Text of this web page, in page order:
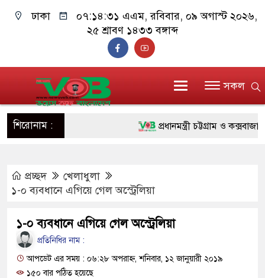
ঢাকা ০৭:১৪:৩২ এএম, রবিবার, ০৯ অগাস্ট ২০২৬,
২৫ শ্রাবণ ১৪৩৩ বঙ্গাব্দ
সকল
শিরোনাম : প্রধানমন্ত্রী চট্টগ্রাম ও কক্সবাজারে
দাঁড়াবে : ডা. জুবাইদা রহমান
ফ্যাসিবাদবিরোধী আন্দোলনে
প্রচ্ছদ
খেলাধুলা
১-০ ব্যবধানে এগিয়ে গেল অস্ট্রেলিয়া
১-০ ব্যবধানে এগিয়ে গেল অস্ট্রেলিয়া
প্রতিনিধির নাম :
আপডেট এর সময় : ০৬:২৮ অপরাহ্ন, শনিবার, ১২ জানুয়ারী ২০১৯
১৫০ বার পঠিত হয়েছে